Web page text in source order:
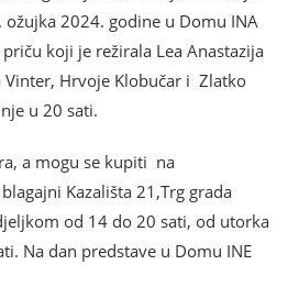
ožujka 2024. godine u Domu INA
koji je režirala Lea Anastazija
Vinter, Hrvoje Klobučar i Zlatko
u 20 sati.
a mogu se kupiti na
Kazališta 21,Trg grada
od 14 do 20 sati, od utorka
Na dan predstave u Domu INE